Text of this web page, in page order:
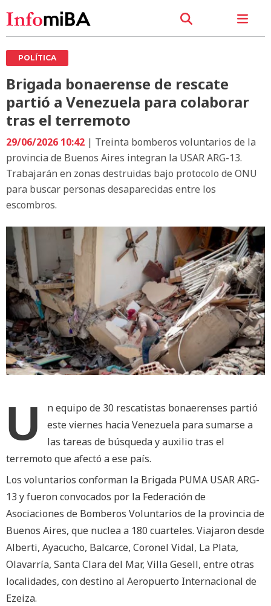
POLÍTICA
Brigada bonaerense de rescate
partió a Venezuela para colaborar
tras el terremoto
29/06/2026 10:42 | Treinta bomberos voluntarios de la
provincia de Buenos Aires integran la USAR ARG-13.
Trabajarán en zonas destruidas bajo protocolo de ONU
para buscar personas desaparecidas entre los
escombros.
U
n equipo de 30 rescatistas bonaerenses partió
este viernes hacia Venezuela para sumarse a
las tareas de búsqueda y auxilio tras el
terremoto que afectó a ese país.
Los voluntarios conforman la Brigada PUMA USAR ARG-
13 y fueron convocados por la Federación de
Asociaciones de Bomberos Voluntarios de la provincia de
Buenos Aires, que nuclea a 180 cuarteles. Viajaron desde
Alberti, Ayacucho, Balcarce, Coronel Vidal, La Plata,
Olavarría, Santa Clara del Mar, Villa Gesell, entre otras
localidades, con destino al Aeropuerto Internacional de
Ezeiza.